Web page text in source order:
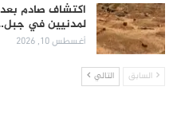
اكتشاف صادم بعد
لمدنيين في
أغسطس 10, 2026
السابق التالي